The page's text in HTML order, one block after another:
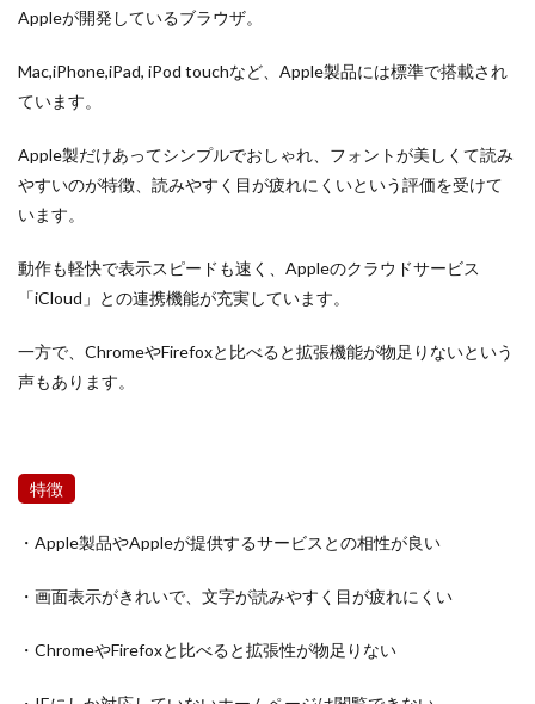
Appleが開発しているブラウザ。
Mac,iPhone,iPad, iPod touchなど、Apple製品には標準で搭載され
ています。
Apple製だけあってシンプルでおしゃれ、フォントが美しくて読み
やすいのが特徴、読みやすく目が疲れにくいという評価を受けて
います。
動作も軽快で表示スピードも速く、Appleのクラウドサービス
「iCloud」との連携機能が充実しています。
一方で、ChromeやFirefoxと比べると拡張機能が物足りないという
声もあります。
特徴
・Apple製品やAppleが提供するサービスとの相性が良い
・画面表示がきれいで、文字が読みやすく目が疲れにくい
・ChromeやFirefoxと比べると拡張性が物足りない